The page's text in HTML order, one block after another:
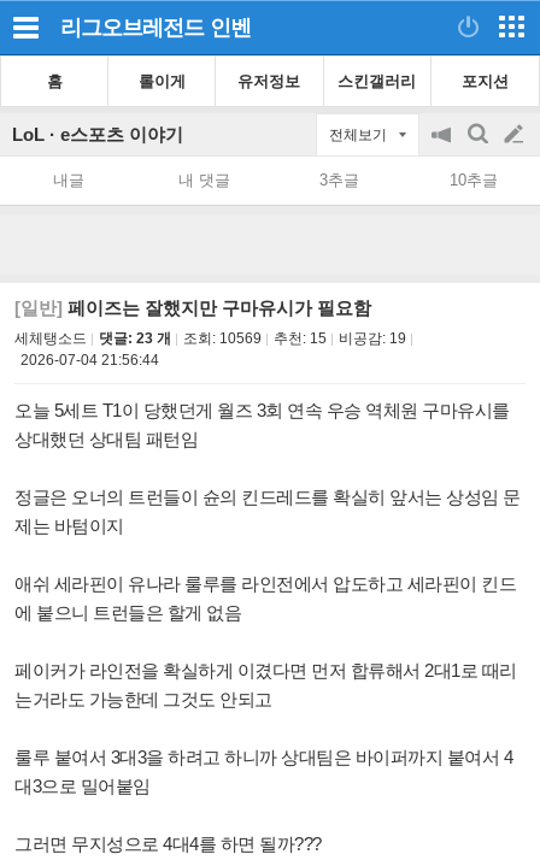
리그오브레전드 인벤
홈 롤이게 유저정보 스킨갤러리 포지션
LoL · e스포츠 이야기 전체보기
공
지
on/off
검
색
글
쓰
내글 내 댓글 3추글 10추글
[일반] 페이즈는 잘했지만 구마유시가 필요함
세체탱소드 댓글: 23 개 조회: 10569 추천: 15 비공감: 19
2026-07-04 21:56:44
오늘 5세트 T1이 당했던게 월즈 3회 연속 우승 역체원 구마유시를
상대했던 상대팀 패턴임
정글은 오너의 트런들이 슌의 킨드레드를 확실히 앞서는 상성임 문
제는 바텀이지
애쉬 세라핀이 유나라 룰루를 라인전에서 압도하고 세라핀이 킨드
에 붙으니 트런들은 할게 없음
페이커가 라인전을 확실하게 이겼다면 먼저 합류해서 2대1로 때리
는거라도 가능한데 그것도 안되고
룰루 붙여서 3대3을 하려고 하니까 상대팀은 바이퍼까지 붙여서 4
대3으로 밀어붙임
그러면 무지성으로 4대4를 하면 될까???